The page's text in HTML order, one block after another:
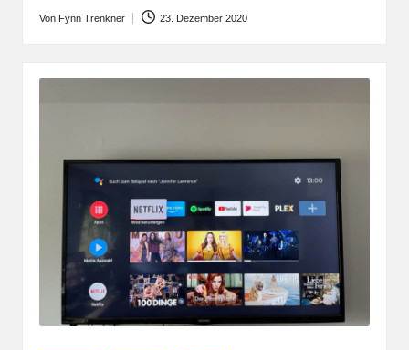
Posted
Von Fynn Trenkner 23. Dezember 2020